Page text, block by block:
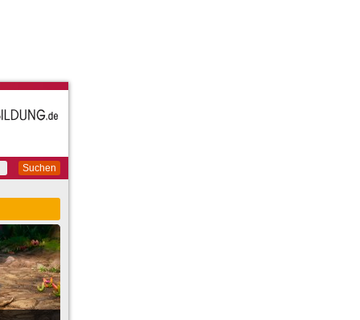
Suchen